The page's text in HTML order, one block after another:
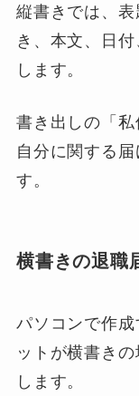
縦書きでは、
き、本文、日
します。
書き出しの「私
自分に関する
す。
横書きの退職
パソコンで作
ットが横書き
します。